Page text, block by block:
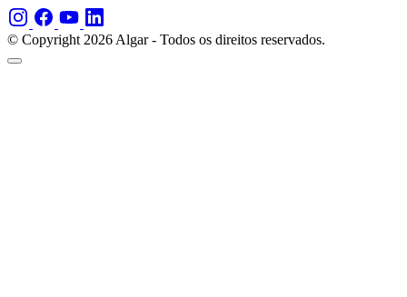
© Copyright 2026 Algar - Todos os direitos reservados.